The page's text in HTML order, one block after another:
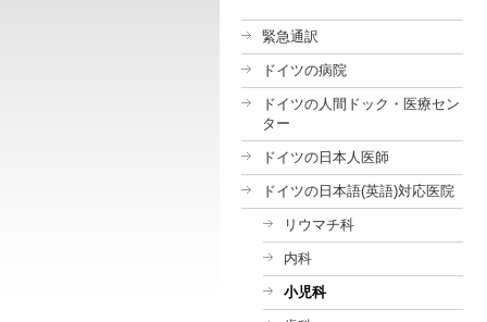
緊急通訳
ドイツの病院
ドイツの人間ドック・医療セン
ター
ドイツの日本人医師
ドイツの日本語(英語)対応医院
リウマチ科
内科
小児科